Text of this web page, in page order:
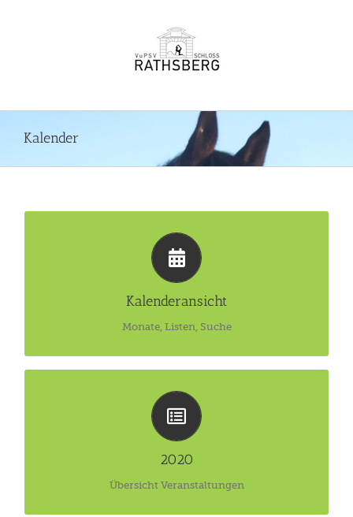
Kalender
Kalenderansicht
Monate, Listen, Suche
Monatliche Ansichten, Listen, Suche
Zum Kalender
2020
Übersicht Veranstaltungen
Übersicht Veranstaltungen 2020
Klick hier!